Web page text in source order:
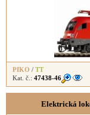
PIKO / TT
Kat. č.: 47438-46
Elektrická